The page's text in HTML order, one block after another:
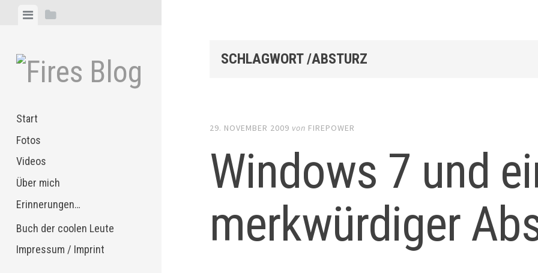
MenüSeitenleiste
Start
Fotos
Videos
Über mich
Erinnerungen…
Buch der coolen Leute
Impressum / Imprint
SCHLAGWORT /ABSTURZ
29. NOVEMBER 2009 von FIREPOWER
Windows 7 und
merkwürdiger